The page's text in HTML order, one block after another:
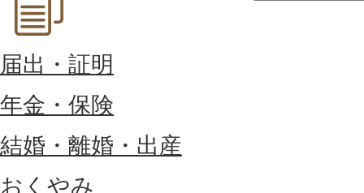
届出・証明
年金・保険
結婚・離婚・出産
おくやみ